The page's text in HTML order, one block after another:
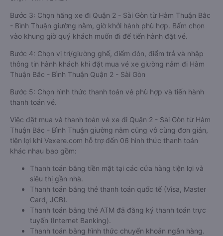
Bước 3: Chọn hãng xe đi Quận 2 - Sài Gòn từ Hàm Thuận Bắc
- Bình Thuận giường nằm, giờ khởi hành phù hợp. Bấm chọn
vào khung giờ quý khách muốn đi để tiến hành đặt vé.
Bước 4: Chọn vị trí/giường ghế, điểm đón, điểm trả và nhập
thông tin hành khách khi đặt mua vé xe giường nằm đi Hàm
Thuận Bắc - Bình Thuận Quận 2 - Sài Gòn
Bước 5: Chọn hình thức thanh toán vé phù hợp và tiến hành
thanh toán vé.
Việc đặt mua và thanh toán vé xe đi Quận 2 - Sài Gòn từ Hàm
Thuận Bắc - Bình Thuận giường nằm cũng vô cùng đơn giản,
tiện lợi khi Vexere.com hỗ trợ đến 06 hình thức thanh toán
khác nhau bao gồm:
Thanh toán bằng tiền mặt tại các cửa hàng tiện lợi và
siêu thị gần nhà.
Thanh toán bằng thẻ thanh toán quốc tế (Visa, Master
Card, JCB).
Thanh toán bằng thẻ ATM đã đăng ký thanh toán trực
tuyến (Internet Banking).
Thanh toán bằng hình thức chuyển khoản ngân hàng.